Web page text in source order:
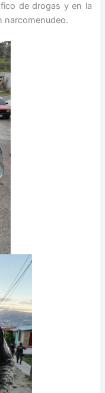
de drogas y en la
narcomenudeo.